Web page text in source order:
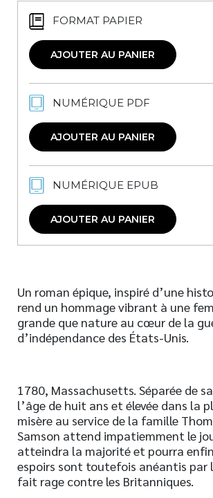
FORMAT PAPIER
AJOUTER AU PANIER
NUMÉRIQUE PDF
AJOUTER AU PANIER
NUMÉRIQUE EPUB
AJOUTER AU PANIER
Un roman épique, inspiré d’une
rend un hommage vibrant à une
grande que nature au cœur de la
d’indépendance des États-Unis.
1780, Massachusetts. Séparée de
l’âge de huit ans et élevée dans la
misère au service de la famille
Samson attend impatiemment le
atteindra la majorité et pourra enfin
espoirs sont toutefois anéantis par
fait rage contre les Britanniques.